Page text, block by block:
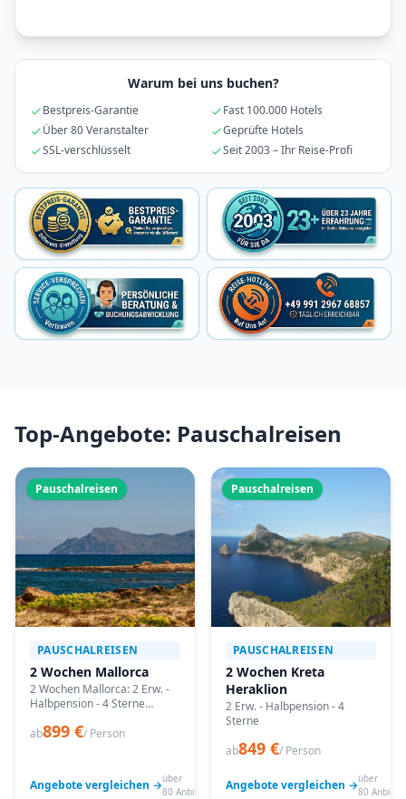
Warum bei uns buchen?
Bestpreis-Garantie
Fast 100.000 Hotels
Über 80 Veranstalter
Geprüfte Hotels
SSL-verschlüsselt
Seit 2003 – Ihr Reise-Profi
Top-Angebote: Pauschalreisen
Pauschalreisen
PAUSCHALREISEN
2 Wochen Mallorca
2 Wochen Mallorca: 2 Erw. -
Halbpension - 4 Sterne
passende Termine prüfen
ab899 €/ Person
Angebote vergleichen →über
80 Anbieter
Pauschalreisen
PAUSCHALREISEN
2 Wochen Kreta
Heraklion
2 Erw. - Halbpension - 4
Sterne
ab849 €/ Person
Angebote vergleichen →über
80